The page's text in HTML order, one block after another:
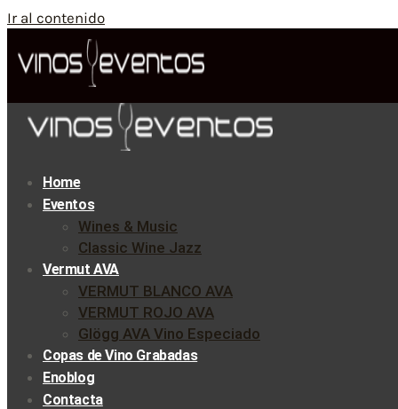
Ir al contenido
Home
Eventos
Wines & Music
Classic Wine Jazz
Vermut AVA
VERMUT BLANCO AVA
VERMUT ROJO AVA
Glögg AVA Vino Especiado
Copas de Vino Grabadas
Enoblog
Contacta